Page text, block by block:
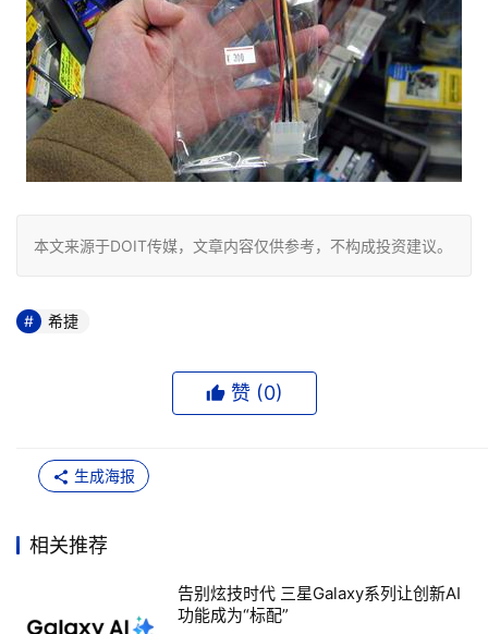
本文来源于DOIT传媒，文章内容仅供参考，不构成投资建议。
希捷
赞 (0)
生成海报
相关推荐
告别炫技时代 三星Galaxy系列让创新AI
功能成为“标配”